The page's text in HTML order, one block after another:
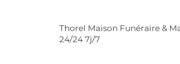
Thorel Maison Funéraire &
24/24 7j/7